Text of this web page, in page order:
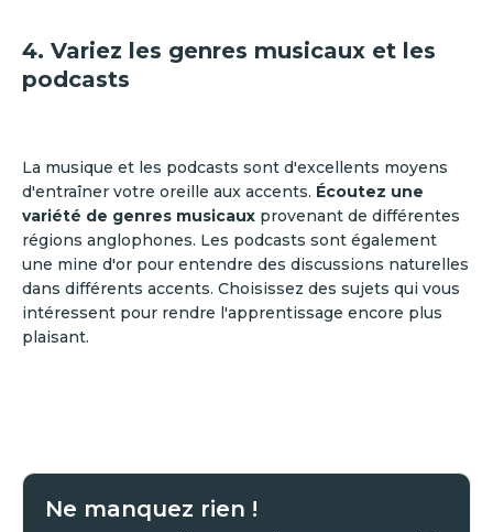
4. Variez les genres musicaux et les
podcasts
La musique et les podcasts sont d'excellents moyens
d'entraîner votre oreille aux accents. Écoutez une
variété de genres musicaux provenant de différentes
régions anglophones. Les podcasts sont également
une mine d'or pour entendre des discussions naturelles
dans différents accents. Choisissez des sujets qui vous
intéressent pour rendre l'apprentissage encore plus
plaisant.
Ne manquez rien !